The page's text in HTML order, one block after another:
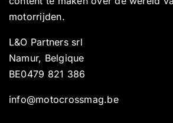
motorrijden.
L&O Partners srl
Namur, Belgique
BE0479 821 386
info@motocrossmag.be